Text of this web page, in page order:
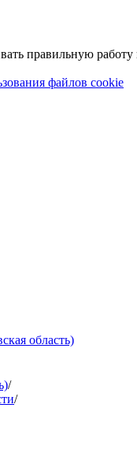
правильную работу
файлов cookie
область)
/
/